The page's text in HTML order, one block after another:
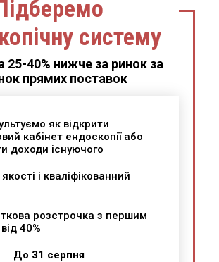
систему
25-40% нижче за ринок за
прямих поставок
як відкрити
кабінет ендоскопії або
доходи існуючого
і кваліфікованний
розстрочка з першим
40%
До 31 серпня